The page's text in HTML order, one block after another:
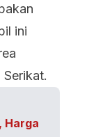
ini
Harga